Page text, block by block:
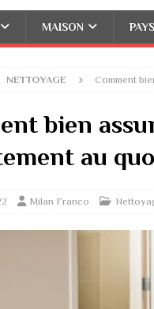
MAISON
NETTOYAGE Comment
bien
au
Milan Franco